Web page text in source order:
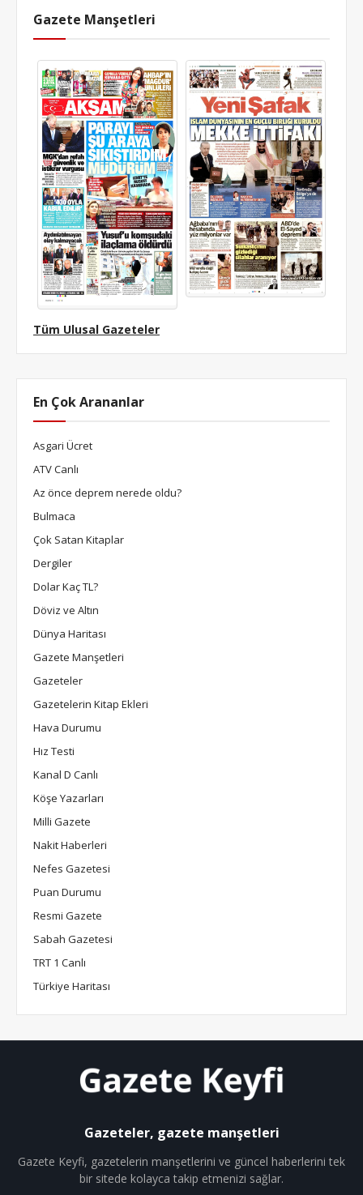
Gazete Manşetleri
Tüm Ulusal Gazeteler
En Çok Arananlar
Asgari Ücret
ATV Canlı
Az önce deprem nerede oldu?
Bulmaca
Çok Satan Kitaplar
Dergiler
Dolar Kaç TL?
Döviz ve Altın
Dünya Haritası
Gazete Manşetleri
Gazeteler
Gazetelerin Kitap Ekleri
Hava Durumu
Hız Testi
Kanal D Canlı
Köşe Yazarları
Milli Gazete
Nakit Haberleri
Nefes Gazetesi
Puan Durumu
Resmi Gazete
Sabah Gazetesi
TRT 1 Canlı
Türkiye Haritası
Gazeteler, gazete manşetleri
Gazete Keyfi, gazetelerin manşetlerini ve güncel haberlerini tek
bir sitede kolayca takip etmenizi sağlar.